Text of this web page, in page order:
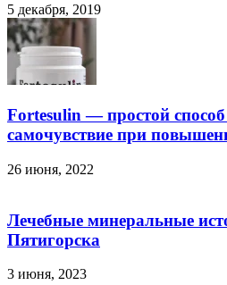
5 декабря, 2019
Fortesulin — простой
самочувствие при
26 июня, 2022
Лечебные минеральные
Пятигорска
3 июня, 2023